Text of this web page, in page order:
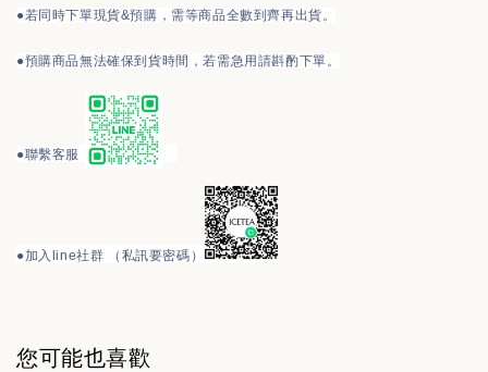
●若同時下單現貨&預購，需等商品全數到齊再出貨。
●預購商品無法確保到貨時間，若需急用請斟酌下單。
●聯繫客服
●加入line社群 （私訊要密碼）
您可能也喜歡